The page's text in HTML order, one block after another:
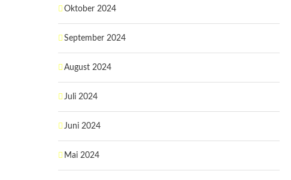
Oktober 2024
September 2024
August 2024
Juli 2024
Juni 2024
Mai 2024